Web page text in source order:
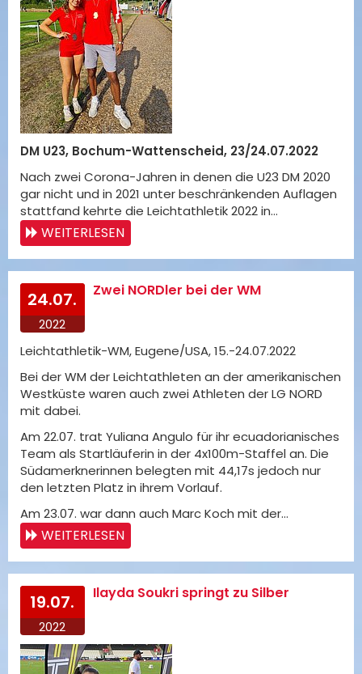
DM U23, Bochum-Wattenscheid, 23/24.07.2022
Nach zwei Corona-Jahren in denen die U23 DM 2020
gar nicht und in 2021 unter beschränkenden Auflagen
stattfand kehrte die Leichtathletik 2022 in…
WEITERLESEN
24.07.
2022
Zwei NORDler bei der WM
Leichtathletik-WM, Eugene/USA, 15.-24.07.2022
Bei der WM der Leichtathleten an der amerikanischen
Westküste waren auch zwei Athleten der LG NORD
mit dabei.
Am 22.07. trat Yuliana Angulo für ihr ecuadorianisches
Team als Startläuferin in der 4x100m-Staffel an. Die
Südamerknerinnen belegten mit 44,17s jedoch nur
den letzten Platz in ihrem Vorlauf.
Am 23.07. war dann auch Marc Koch mit der…
WEITERLESEN
19.07.
2022
Ilayda Soukri springt zu Silber